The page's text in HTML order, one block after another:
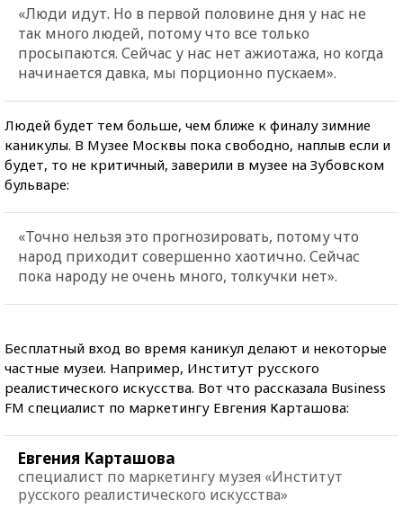
«Люди идут. Но в первой половине дня у нас не
так много людей, потому что все только
просыпаются. Сейчас у нас нет ажиотажа, но когда
начинается давка, мы порционно пускаем».
Людей будет тем больше, чем ближе к финалу зимние
каникулы. В Музее Москвы пока свободно, наплыв если и
будет, то не критичный, заверили в музее на Зубовском
бульваре:
«Точно нельзя это прогнозировать, потому что
народ приходит совершенно хаотично. Сейчас
пока народу не очень много, толкучки нет».
Бесплатный вход во время каникул делают и некоторые
частные музеи. Например, Институт русского
реалистического искусства. Вот что рассказала Business
FM специалист по маркетингу Евгения Карташова:
Евгения Карташова
специалист по маркетингу музея «Институт
русского реалистического искусства»